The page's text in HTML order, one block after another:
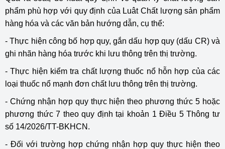
phẩm phù hợp với quy định của Luât Chất lượng sản phẩm
hàng hóa và các văn bản hướng dẫn, cụ thể:
- Thực hiện công bố hợp quy, gắn dấu hợp quy (dấu CR) và
ghi nhãn hàng hóa trước khi lưu thông trên thị trường.
- Thực hiện kiểm tra chất lượng thuốc nổ hỗn hợp của các
loại thuốc nổ mạnh đơn chất lưu thông trên thị trường.
- Chứng nhận hợp quy thực hiện theo phương thức 5 hoặc
phương thức 7 theo quy định tại khoản 1 Điều 5 Thông tư
số 14/2026/TT-BKHCN .
- Đối với trường hợp chứng nhận hợp quy thực hiện theo